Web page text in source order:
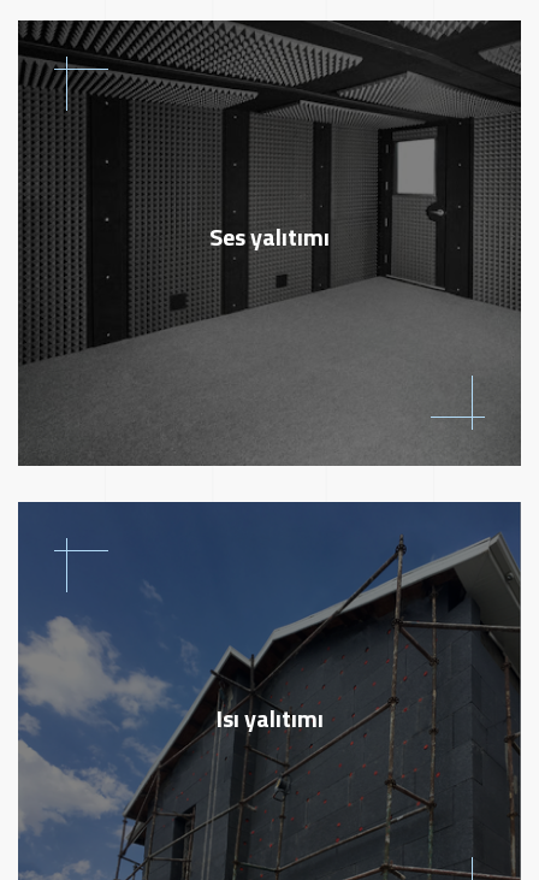
Ses yalıtımı
Isı yalıtımı